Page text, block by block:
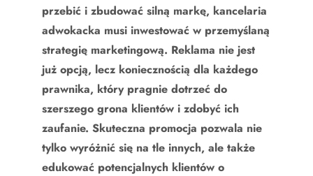
przebić i zbudować silną markę, kancelaria
adwokacka musi inwestować w przemyślaną
strategię marketingową. Reklama nie jest
już opcją, lecz koniecznością dla każdego
prawnika, który pragnie dotrzeć do
szerszego grona klientów i zdobyć ich
zaufanie. Skuteczna promocja pozwala nie
tylko wyróżnić się na tle innych, ale także
edukować potencjalnych klientów o